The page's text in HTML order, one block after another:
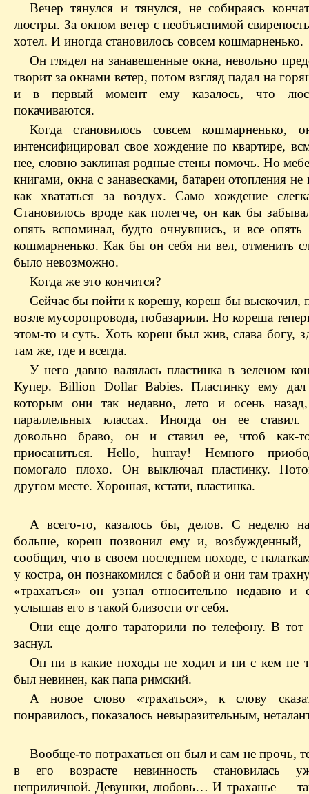
Вечер тянулся и тянулся, не собираясь
люстры. За окном ветер с необъяснимой
хотел. И иногда становилось совсем кошмарненько.
Он глядел на занавешенные окна, невольно
творит за окнами ветер, потом взгляд падал на
и в первый момент ему казалось, что
покачиваются.
Когда становилось совсем кошмарненько,
интенсифицировал свое хождение по квартире,
нее, словно заклиная родные стены помочь. Но
книгами, окна с занавесками, батареи отопления
как хвататься за воздух. Само хождение
Становилось вроде как полегче, он как бы
опять вспоминал, будто очнувшись, и все опять
кошмарненько. Как бы он себя ни вел, отменить
было невозможно.
Когда же это кончится?
Сейчас бы пойти к корешу, кореш бы выскочил,
возле мусоропровода, побазарили. Но кореша
этом-то и суть. Хоть кореш был жив, слава богу,
там же, где и всегда.
У него давно валялась пластинка в зеленом
Купер. Billion Dollar Babies. Пластинку ему
которым они так недавно, лето и осень
параллельных классах. Иногда он ее ставил.
довольно браво, он и ставил ее, чтоб как-
приосаниться. Hello, hurray! Немного
помогало плохо. Он выключал пластинку.
другом месте. Хорошая, кстати, пластинка.
А всего-то, казалось бы, делов. С неделю
больше, кореш позвонил ему и, возбужденный,
сообщил, что в своем последнем походе, с
у костра, он познакомился с бабой и они там
«трахаться» он узнал относительно недавно и
услышав его в такой близости от себя.
Они еще долго тараторили по телефону. В тот
заснул.
Он ни в какие походы не ходил и ни с кем не
был невинен, как папа римский.
А новое слово «трахаться», к слову
понравилось, показалось невыразительным,
Вообще-то потрахаться он был и сам не прочь,
в его возрасте невинность становилась
неприличной. Девушки, любовь… И траханье —